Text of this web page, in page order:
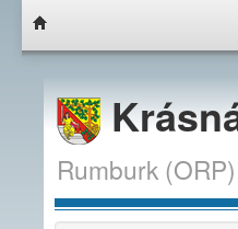
Rumburk